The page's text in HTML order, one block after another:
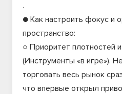
.
● Как настроить фокус и
пространство:
○ Приоритет плотностей
(Инструменты «в игре»).
торговать весь рынок
что впервые открыл